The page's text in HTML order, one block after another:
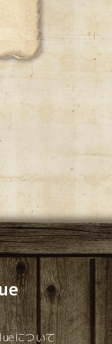
について